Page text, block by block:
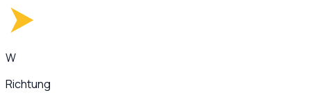
W
Richtung